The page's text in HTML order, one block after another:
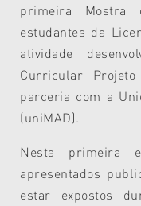
primeira Mostra
estudantes da
atividade
Curricular
parceria com a
(uniMAD).
Nesta primeira
apresentados
estar expostos